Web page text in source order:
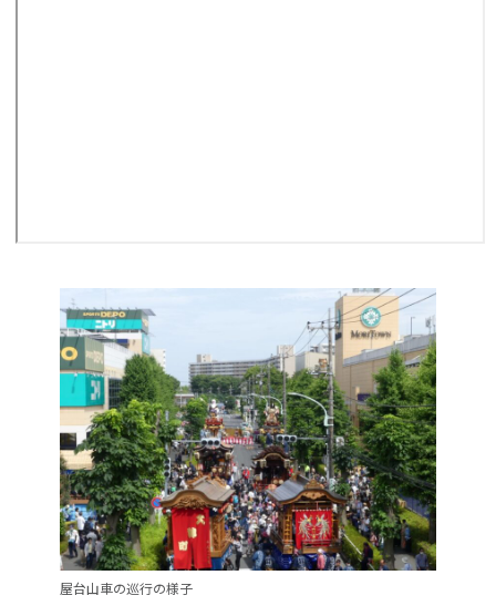
屋台山車の巡行の様子